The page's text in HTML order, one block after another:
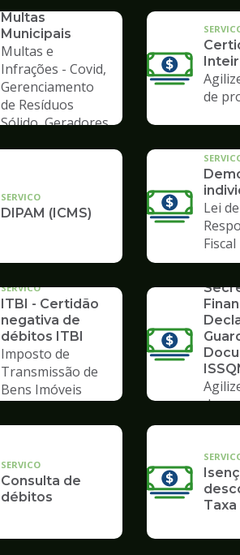
Multas
Municipais
Multas e
Infrações - Covid,
Gerenciamento
de Resíduos
Sólido, Geradores
de
SERVICO
DIPAM (ICMS)
Lei de
Fiscal
SERVICO
ITBI - Certidão
negativa de
débitos ITBI
Imposto de
Transmissão de
Bens Imóveis
de
SERVICO
Consulta de
débitos